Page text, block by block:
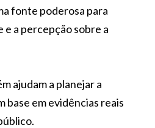
fonte poderosa para
a percepção sobre a
ajudam a planejar a
base em evidências reais